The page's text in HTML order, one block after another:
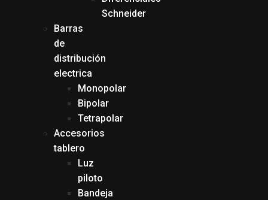
Schneider
Barras
de
distribución
electrica
Monopolar
Bipolar
Tetrapolar
Accesorios
tablero
Luz
piloto
Bandeja